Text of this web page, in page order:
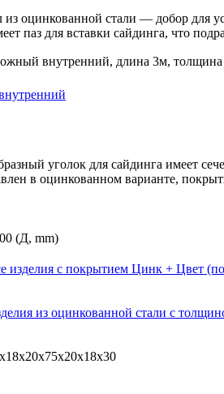
оцинкованной стали — добор для
паз для вставки сайдинга, что
внутренний, длина 3м,
уголок для сайдинга имеет
в оцинкованном варианте,
(Д, mm)
изделия с покрытием Цинк + Цвет
из оцинкованной стали с